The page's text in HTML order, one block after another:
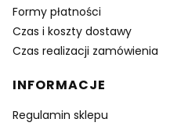
Formy płatności
Czas i koszty dostawy
Czas realizacji zamówienia
INFORMACJE
Regulamin sklepu